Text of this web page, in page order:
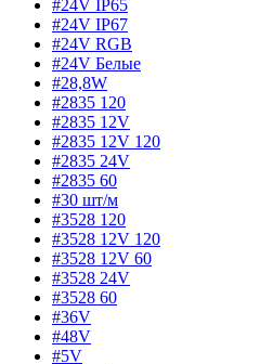
#24V IP65
#24V IP67
#24V RGB
#24V Белые
#28,8W
#2835 120
#2835 12V
#2835 12V 120
#2835 24V
#2835 60
#30 шт/м
#3528 120
#3528 12V 120
#3528 12V 60
#3528 24V
#3528 60
#36V
#48V
#5V